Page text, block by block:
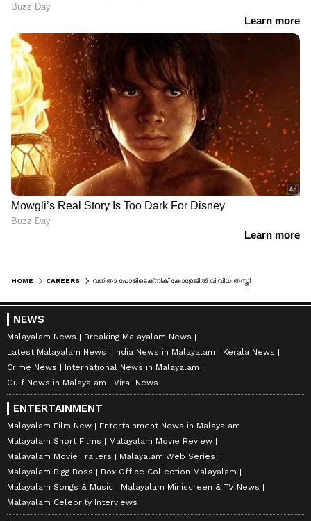
HOME CAREERS
NEWS
Malayalam News
Breaking Malayalam News
Latest Malayalam News
India News in Malayalam
Kerala News
Crime News
International News in Malayalam
Gulf News in Malayalam
Viral News
ENTERTAINMENT
Malayalam Film New
Entertainment News in Malayalam
Malayalam Short Films
Malayalam Movie Review
Malayalam Movie Trailers
Malayalam Web Series
Malayalam Bigg Boss
Box Office Collection Malayalam
Malayalam Songs & Music
Malayalam Miniscreen & TV News
Malayalam Celebrity Interviews